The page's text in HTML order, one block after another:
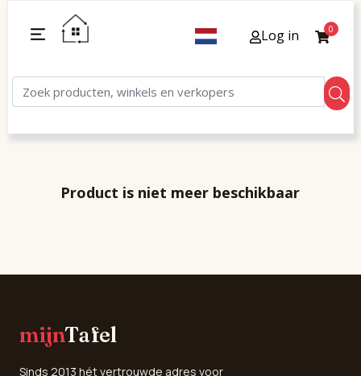
Log in 0
Product is niet meer beschikbaar
mijnTafel
Sinds 2013 hét vertrouwde adres voor